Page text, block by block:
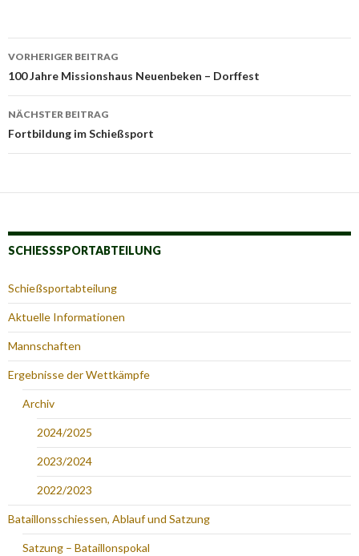
Beitrags-
Navigation
VORHERIGER BEITRAG
100 Jahre Missionshaus Neuenbeken – Dorffest
NÄCHSTER BEITRAG
Fortbildung im Schießsport
SCHIESSSPORTABTEILUNG
Schießsportabteilung
Aktuelle Informationen
Mannschaften
Ergebnisse der Wettkämpfe
Archiv
2024/2025
2023/2024
2022/2023
Bataillonsschiessen, Ablauf und Satzung
Satzung – Bataillonspokal